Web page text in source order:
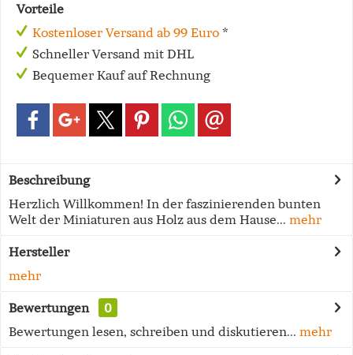
Vorteile
Kostenloser Versand ab 99 Euro *
Schneller Versand mit DHL
Bequemer Kauf auf Rechnung
Beschreibung
Herzlich Willkommen! In der faszinierenden bunten
Welt der Miniaturen aus Holz aus dem Hause... mehr
Hersteller
mehr
Bewertungen
0
Bewertungen lesen, schreiben und diskutieren... mehr